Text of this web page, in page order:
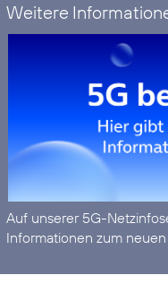
Weitere
Auf unserer 5G-
Informationen zum